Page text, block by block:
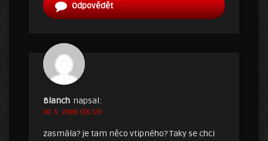
Odpovědět
Blanch napsal:
30. 5. 2006 (16:13)
zasmála? je tam něco vtipného? Taky se chci